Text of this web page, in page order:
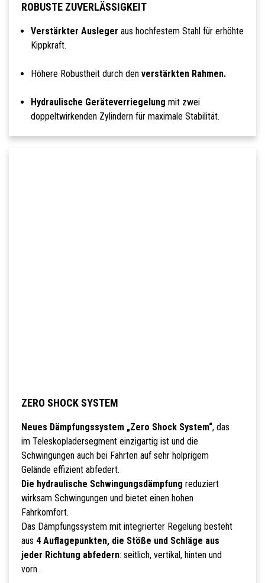
ROBUSTE ZUVERLÄSSIGKEIT
Verstärkter Ausleger aus hochfestem Stahl für erhöhte
Kippkraft.
Höhere Robustheit durch den verstärkten Rahmen.
Hydraulische Geräteverriegelung mit zwei
doppeltwirkenden Zylindern für maximale Stabilität.
ZERO SHOCK SYSTEM
Neues Dämpfungssystem „Zero Shock System“, das
im Teleskopladersegment einzigartig ist und die
Schwingungen auch bei Fahrten auf sehr holprigem
Gelände effizient abfedert.
Die hydraulische Schwingungsdämpfung reduziert
wirksam Schwingungen und bietet einen hohen
Fahrkomfort.
Das Dämpfungssystem mit integrierter Regelung besteht
aus 4 Auflagepunkten, die Stöße und Schläge aus
jeder Richtung abfedern: seitlich, vertikal, hinten und
vorn.